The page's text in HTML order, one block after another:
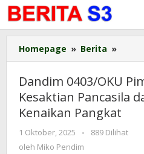
Lewati
ke
konten
Homepage » Berita »
0403/
Hari
dan
Dandim 0403/OKU
Kesaktian Pancasila
Kenaikan Pangkat
1 Oktober, 2025
oleh
Miko
-
889 Dilihat
oleh Miko Pendim